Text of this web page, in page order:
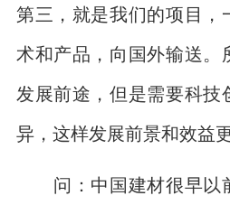
第三，就是我们的项目，
术和产品，向国外输送。
发展前途，但是需要科技
异，这样发展前景和效益更
问：中国建材很早以